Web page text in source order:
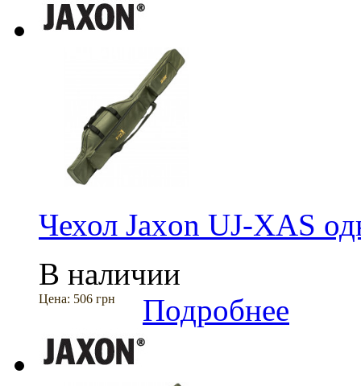
Чехол Jaxon UJ-XAS
В наличии
Цена: 506 грн Подробнее